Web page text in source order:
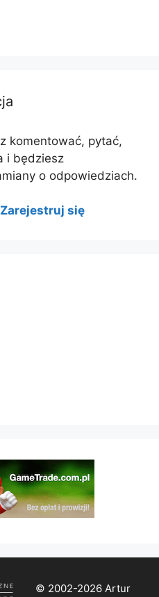
komentować, pytać,
i będziesz
o odpowiedziach.
Zarejestruj się
© 2002-2026 Artur